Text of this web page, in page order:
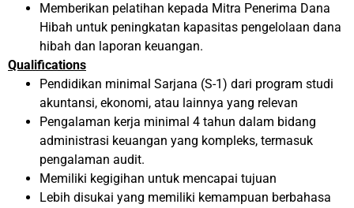
Memberikan pelatihan kepada Mitra Penerima Dana
Hibah untuk peningkatan kapasitas pengelolaan dana
hibah dan laporan keuangan.
Qualifications
Pendidikan minimal Sarjana (S-1) dari program studi
akuntansi, ekonomi, atau lainnya yang relevan
Pengalaman kerja minimal 4 tahun dalam bidang
administrasi keuangan yang kompleks, termasuk
pengalaman audit.
Memiliki kegigihan untuk mencapai tujuan
Lebih disukai yang memiliki kemampuan berbahasa